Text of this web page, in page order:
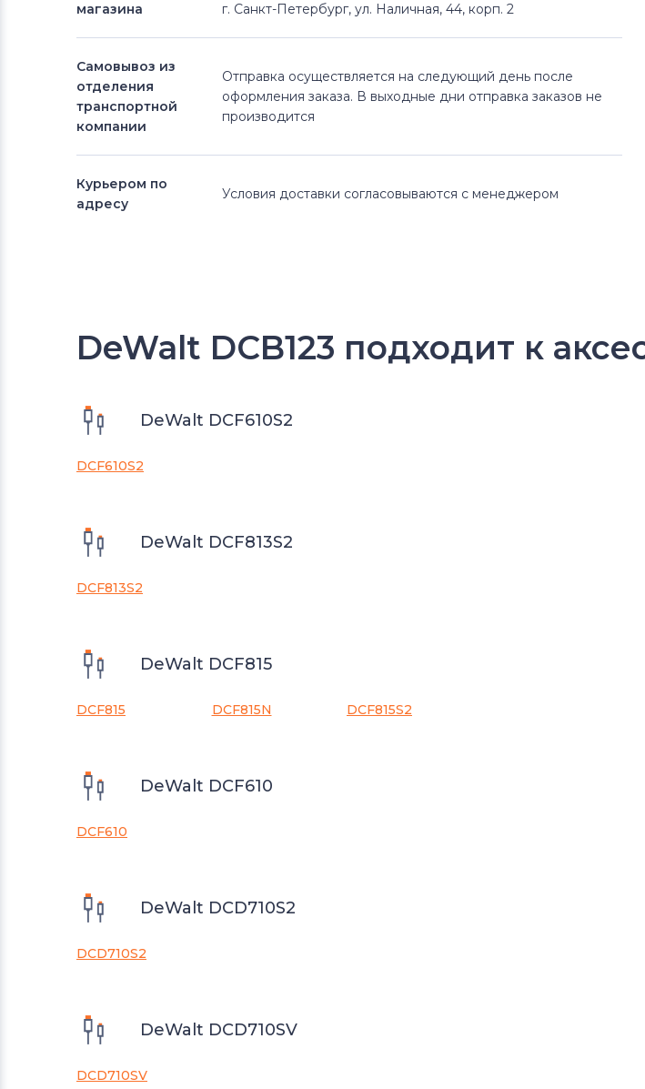
магазина
г. Санкт-Петербург, ул. Наличная, 44, корп. 2
Самовывоз из
отделения
транспортной
компании
Отправка осуществляется на следующий день после
оформления заказа. В выходные дни отправка заказов не
производится
Курьером по
адресу
Условия доставки согласовываются с менеджером
DeWalt DCB123 подходит к
DeWalt DCF610S2
DCF610S2
DeWalt DCF813S2
DCF813S2
DeWalt DCF815
DCF815 DCF815N DCF815S2
DeWalt DCF610
DCF610
DeWalt DCD710S2
DCD710S2
DeWalt DCD710SV
DCD710SV